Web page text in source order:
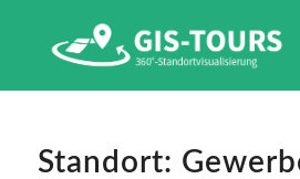
Standort: